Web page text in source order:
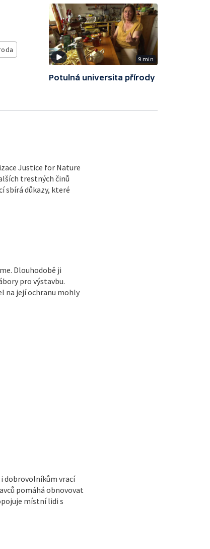
9 min
Potulná universita přírody
Justice for Nature
trestných činů
sbírá důkazy, které
Dlouhodobě ji
pro výstavbu.
na její ochranu mohly
dobrovolníkům vrací
pomáhá obnovovat
místní lidi s